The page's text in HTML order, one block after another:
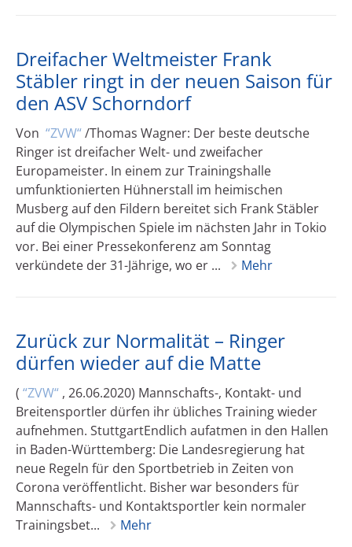
Dreifacher Weltmeister Frank
Stäbler ringt in der neuen Saison für
den ASV Schorndorf
Von ZVW /Thomas Wagner: Der beste deutsche
Ringer ist dreifacher Welt- und zweifacher
Europameister. In einem zur Trainingshalle
umfunktionierten Hühnerstall im heimischen
Musberg auf den Fildern bereitet sich Frank Stäbler
auf die Olympischen Spiele im nächsten Jahr in Tokio
vor. Bei einer Pressekonferenz am Sonntag
verkündete der 31-Jährige, wo er ...
Mehr
Zurück zur Normalität – Ringer
dürfen wieder auf die Matte
( ZVW , 26.06.2020) Mannschafts-, Kontakt- und
Breitensportler dürfen ihr übliches Training wieder
aufnehmen. StuttgartEndlich aufatmen in den Hallen
in Baden-Württemberg: Die Landesregierung hat
neue Regeln für den Sportbetrieb in Zeiten von
Corona veröffentlicht. Bisher war besonders für
Mannschafts- und Kontaktsportler kein normaler
Trainingsbet...
Mehr